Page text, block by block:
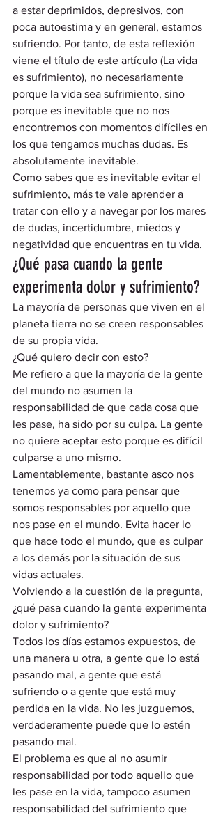
a estar deprimidos, depresivos, con
poca autoestima y en general, estamos
sufriendo. Por tanto, de esta reflexión
viene el título de este artículo (La vida
es sufrimiento), no necesariamente
porque la vida sea sufrimiento, sino
porque es inevitable que no nos
encontremos con momentos difíciles en
los que tengamos muchas dudas. Es
absolutamente inevitable.
Como sabes que es inevitable evitar el
sufrimiento, más te vale aprender a
tratar con ello y a navegar por los mares
de dudas, incertidumbre, miedos y
negatividad que encuentras en tu vida.
¿Qué pasa cuando la gente
experimenta dolor y sufrimiento?
La mayoría de personas que viven en el
planeta tierra no se creen responsables
de su propia vida.
¿Qué quiero decir con esto?
Me refiero a que la mayoría de la gente
del mundo no asumen la
responsabilidad de que cada cosa que
les pase, ha sido por su culpa. La gente
no quiere aceptar esto porque es difícil
culparse a uno mismo.
Lamentablemente, bastante asco nos
tenemos ya como para pensar que
somos responsables por aquello que
nos pase en el mundo. Evita hacer lo
que hace todo el mundo, que es culpar
a los demás por la situación de sus
vidas actuales.
Volviendo a la cuestión de la pregunta,
¿qué pasa cuando la gente experimenta
dolor y sufrimiento?
Todos los días estamos expuestos, de
una manera u otra, a gente que lo está
pasando mal, a gente que está
sufriendo o a gente que está muy
perdida en la vida. No les juzguemos,
verdaderamente puede que lo estén
pasando mal.
El problema es que al no asumir
responsabilidad por todo aquello que
les pase en la vida, tampoco asumen
responsabilidad del sufrimiento que